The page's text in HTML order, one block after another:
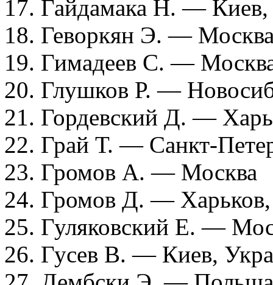
17. Гайдамака Н. — Киев,
18. Геворкян Э. —
19. Гимадеев С. —
20. Глушков Р. —
21. Гордевский Д. —
22. Грай Т. — Санкт-
23. Громов А. — Москва
24. Громов Д. —
25. Гуляковский Е. —
26. Гусев В. — Киев,